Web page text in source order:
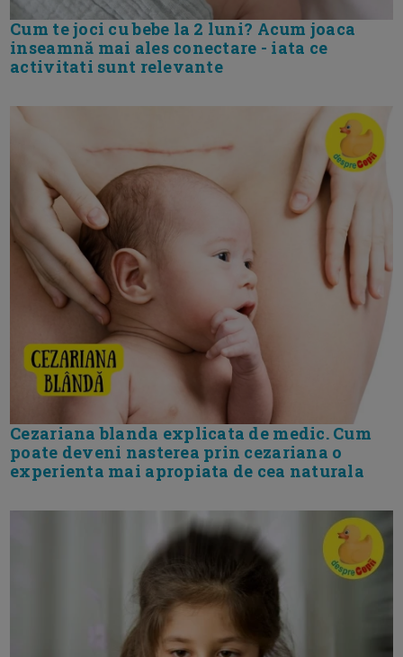
Cum te joci cu bebe la 2 luni? Acum joaca
inseamnă mai ales conectare - iata ce
activitati sunt relevante
Cezariana blanda explicata de medic. Cum
poate deveni nasterea prin cezariana o
experienta mai apropiata de cea naturala